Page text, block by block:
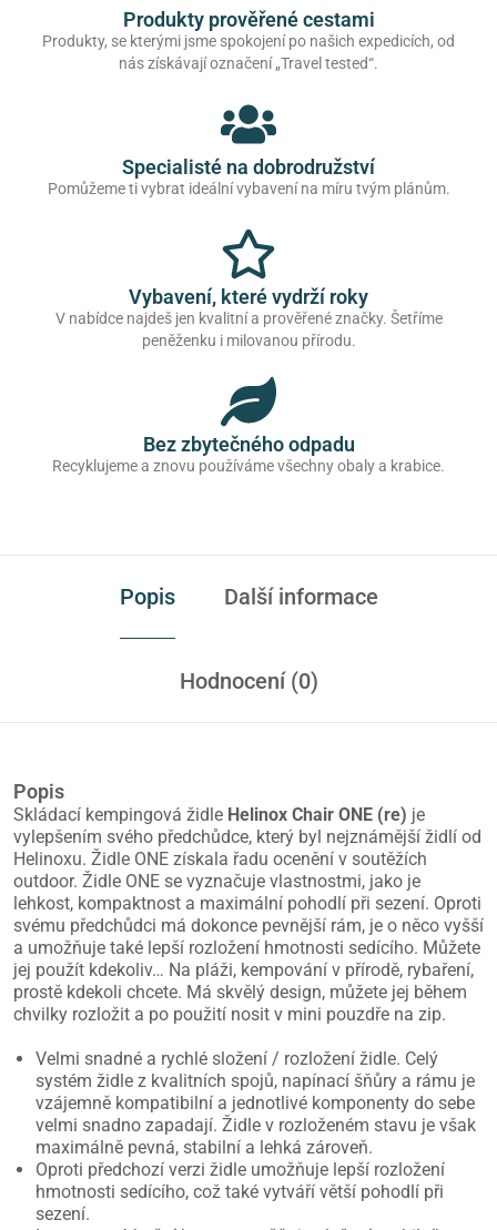
Produkty prověřené cestami
Produkty, se kterými jsme spokojení po našich expedicích, od
nás získávají označení „Travel tested“.
Specialisté na dobrodružství
Pomůžeme ti vybrat ideální vybavení na míru tvým plánům.
Vybavení, které vydrží roky
V nabídce najdeš jen kvalitní a prověřené značky. Šetříme
peněženku i milovanou přírodu.
Bez zbytečného odpadu
Recyklujeme a znovu používáme všechny obaly a krabice.
Popis Další informace
Hodnocení (0)
Popis
Skládací kempingová židle Helinox Chair ONE (re) je
vylepšením svého předchůdce, který byl nejznámější židlí od
Helinoxu. Židle ONE získala řadu ocenění v soutěžích
outdoor. Židle ONE se vyznačuje vlastnostmi, jako je
lehkost, kompaktnost a maximální pohodlí při sezení. Oproti
svému předchůdci má dokonce pevnější rám, je o něco vyšší
a umožňuje také lepší rozložení hmotnosti sedícího. Můžete
jej použít kdekoliv… Na pláži, kempování v přírodě, rybaření,
prostě kdekoli chcete. Má skvělý design, můžete jej během
chvilky rozložit a po použití nosit v mini pouzdře na zip.
Velmi snadné a rychlé složení / rozložení židle. Celý
systém židle z kvalitních spojů, napínací šňůry a rámu je
vzájemně kompatibilní a jednotlivé komponenty do sebe
velmi snadno zapadají. Židle v rozloženém stavu je však
maximálně pevná, stabilní a lehká zároveň.
Oproti předchozí verzi židle umožňuje lepší rozložení
hmotnosti sedícího, což také vytváří větší pohodlí při
sezení.